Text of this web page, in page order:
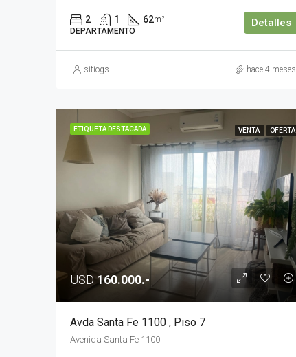
2 1 62m²
DEPARTAMENTO
Detalles
sitiogs hace 4 meses
ETIQUETA DESTACADA VENTA OFERTA
USD 160.000.-
Avda Santa Fe 1100 , Piso 7
Avenida Santa Fe 1100